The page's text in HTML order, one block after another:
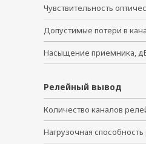
Чувствительность
Допустимые потери в
Насыщение приемника,
Релейный вывод
Количество каналов
Нагрузочная